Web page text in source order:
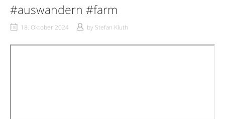
#auswandern #farm
18. Oktober 2024 by Stefan Kluth